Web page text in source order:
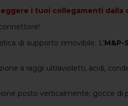
i tuoi collegamenti dalla
di supporto rimovibile. L’M&P-
a raggi ultravioletti, acidi,
posto verticalmente; gocce